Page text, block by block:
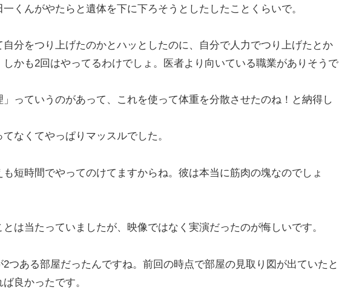
くんがやたらと遺体を下に下ろそうとしたしたことくらいで。
自分をつり上げたのかとハッとしたのに、自分で人力でつり上げたとか
かも2回はやってるわけでしょ。医者より向いている職業がありそうで
っていうのがあって、これを使って体重を分散させたのね！と納得し
なくてやっぱりマッスルでした。
も短時間でやってのけてますからね。彼は本当に筋肉の塊なのでしょ
は当たっていましたが、映像ではなく実演だったのが悔しいです。
つある部屋だったんですね。前回の時点で部屋の見取り図が出ていたと
良かったです。